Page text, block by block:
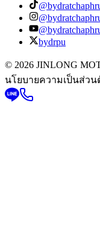
bydrpu
© 2026 JINLONG
นโยบายความเป็นส่วน